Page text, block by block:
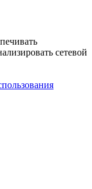
сетевой